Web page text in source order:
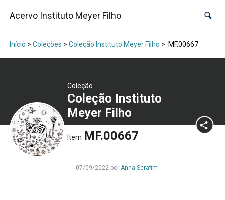
Acervo Instituto Meyer Filho
Início > Coleções > Coleção Instituto Meyer Filho > MF.00667
Coleção
Coleção Instituto
Meyer Filho
Item MF.00667
07/09/2022 por Anna Serafim